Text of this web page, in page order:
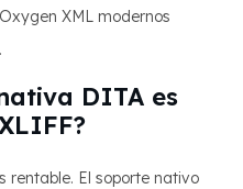
XML modernos
DITA es
rentable. El soporte nativo